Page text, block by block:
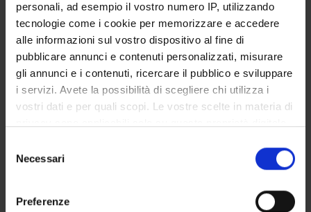
personali, ad esempio il vostro numero IP, utilizzando
tecnologie come i cookie per memorizzare e accedere
alle informazioni sul vostro dispositivo al fine di
pubblicare annunci e contenuti personalizzati, misurare
gli annunci e i contenuti, ricercare il pubblico e sviluppare
i servizi. Avete la possibilità di scegliere chi utilizza i
vostri dati e per quali scopi. Le vostre scelte in materia di
modificare o revocare il proprio consenso in qualsiasi
momento dalla Dichiarazione sui cookie o facendo clic
delNecessari
Preferenze
D 1,5 DIDATTICA Corrado Viola
E 1,5 DIDATTICA Massimo Natale